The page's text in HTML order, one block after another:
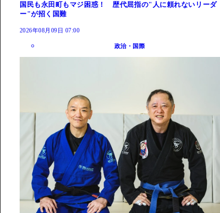
国民も永田町もマジ困惑！ 歴代屈指の"人に頼れないリーダ
ー"が招く国難
2026年08月09日 07:00
政治・国際